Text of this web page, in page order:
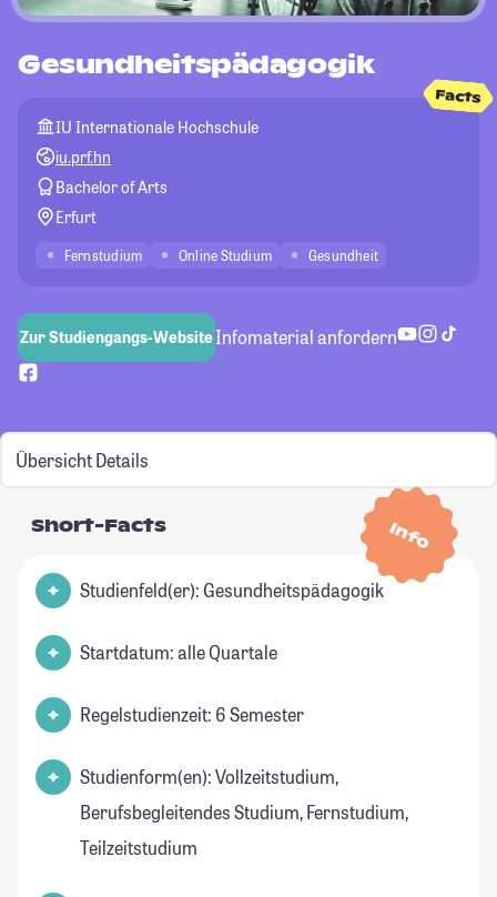
Gesundheitspädagogik
Facts
IU Internationale Hochschule
iu.prf.hn
Bachelor of Arts
Erfurt
Fernstudium Online Studium Gesundheit
Zur Studiengangs-WebsiteInfomaterial anfordern
Übersicht Details
Info
Short-Facts
Studienfeld(er): Gesundheitspädagogik
Startdatum: alle Quartale
Regelstudienzeit: 6 Semester
Studienform(en): Vollzeitstudium,
Berufsbegleitendes Studium, Fernstudium,
Teilzeitstudium